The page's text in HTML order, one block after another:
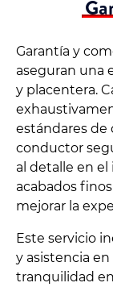
Garantía y
aseguran una
y placentera.
estándares de
conductor
al detalle en
acabados
mejorar la
Este servicio
y asistencia
tranquilidad